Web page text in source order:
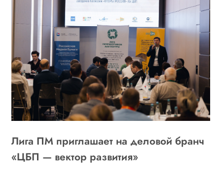
Лига ПМ приглашает на деловой бранч
«ЦБП — вектор развития»